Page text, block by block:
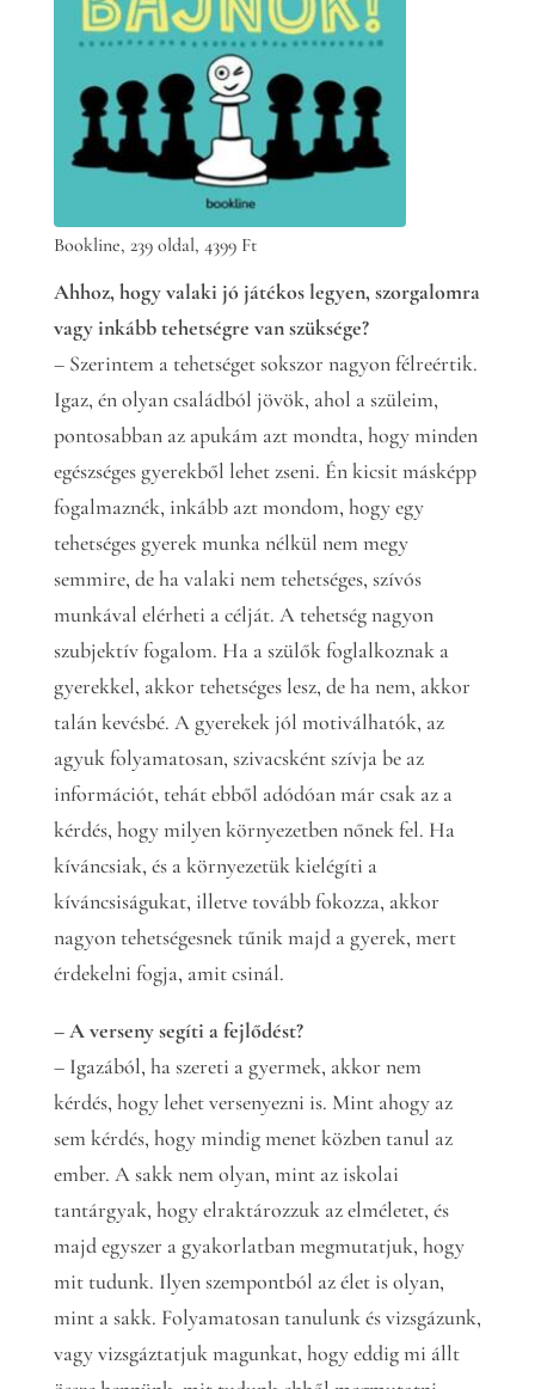
Bookline, 239 oldal, 4399 Ft
Ahhoz, hogy valaki jó játékos legyen, szorgalomra
vagy inkább tehetségre van szüksége?
– Szerintem a tehetséget sokszor nagyon félreértik.
Igaz, én olyan családból jövök, ahol a szüleim,
pontosabban az apukám azt mondta, hogy minden
egészséges gyerekből lehet zseni. Én kicsit másképp
fogalmaznék, inkább azt mondom, hogy egy
tehetséges gyerek munka nélkül nem megy
semmire, de ha valaki nem tehetséges, szívós
munkával elérheti a célját. A tehetség nagyon
szubjektív fogalom. Ha a szülők foglalkoznak a
gyerekkel, akkor tehetséges lesz, de ha nem, akkor
talán kevésbé. A gyerekek jól motiválhatók, az
agyuk folyamatosan, szivacsként szívja be az
információt, tehát ebből adódóan már csak az a
kérdés, hogy milyen környezetben nőnek fel. Ha
kíváncsiak, és a környezetük kielégíti a
kíváncsiságukat, illetve tovább fokozza, akkor
nagyon tehetségesnek tűnik majd a gyerek, mert
érdekelni fogja, amit csinál.
– A verseny segíti a fejlődést?
– Igazából, ha szereti a gyermek, akkor nem
kérdés, hogy lehet versenyezni is. Mint ahogy az
sem kérdés, hogy mindig menet közben tanul az
ember. A sakk nem olyan, mint az iskolai
tantárgyak, hogy elraktározzuk az elméletet, és
majd egyszer a gyakorlatban megmutatjuk, hogy
mit tudunk. Ilyen szempontból az élet is olyan,
mint a sakk. Folyamatosan tanulunk és vizsgázunk,
vagy vizsgáztatjuk magunkat, hogy eddig mi állt